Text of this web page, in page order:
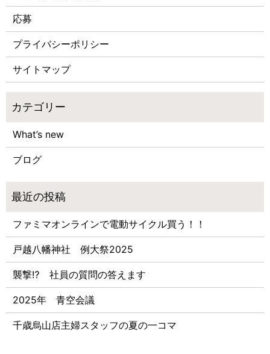
応募
プライバシーポリシー
サイトマップ
What’s new
ブログ
ファミマオンラインで電動サイクル買う！！
戸越八幡神社 例大祭2025
襲撃⁉ 社員の質問の答えます
2025年 青空会議
千歳烏山店主婦スタッフの夏の一コマ